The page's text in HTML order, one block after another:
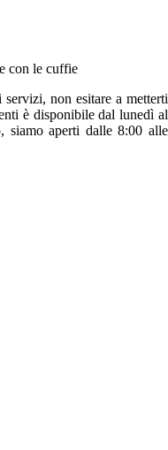
non esitare a metterti
è disponibile dal lunedì al
siamo aperti dalle 8:00 alle